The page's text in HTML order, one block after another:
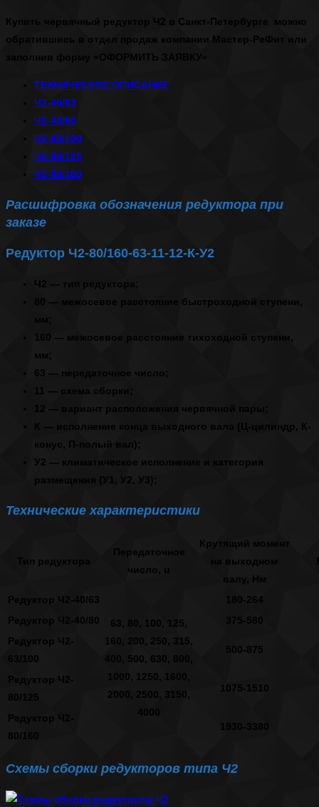
Купить червячный редуктор Ч2 в Санкт-Петербурге
можно
обратившись в отдел продаж компании Мастер-РеФит или
заполнив форму
«ОФОРМИТЬ ЗАЯВКУ»
ТЕХНИЧЕСКОЕ ОПИСАНИЕ
Ч2-40/63
Ч2-40/80
Ч2-63/100
Ч2-80/125
Ч2-80/160
Расшифровка обозначения редуктора при
заказе
Редуктор Ч2-80/160-63-11-12-К-У2
— межосевое расстояние быстроходной ступени,
160
— межосевое расстояние тихоходной ступени,
мм;
63 — передаточное число;
— схема сборки;
— вариант расположения червячной пары;
— исполнение конца выходного вала (Ц-цилиндр, К-
конус, П-полый вал);
У2 — климатическое исполнение и категория
размещения (У1, У2, У3);
Технические характеристики
Тип редуктора
Передаточное
число, u
Крутящий момент
на выходном
валу, Нм
Редуктор Ч2-40/63
63, 80, 100, 125,
160, 200, 250, 315,
400, 500, 630, 800,
1000, 1250, 1600,
2000, 2500, 3150,
Редуктор Ч2-40/80
Редуктор Ч2-
63/100
500-875
Редуктор Ч2-
Редуктор Ч2-
80/160
Схемы сборки редукторов типа Ч2